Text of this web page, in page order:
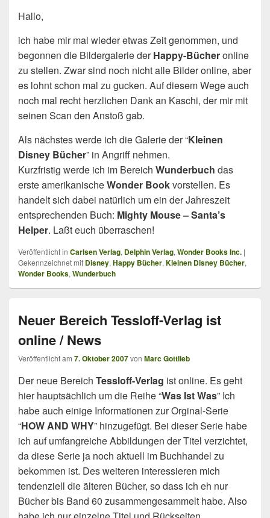
Hallo,
ich habe mir mal wieder etwas Zeit genommen, und
begonnen die Bildergalerie derHappy-Bücheronline
zu stellen. Zwar sind noch nicht alle Bilder online, aber
es lohnt schon mal zu gucken. Auf diesem Wege auch
noch mal recht herzlichen Dank an Kaschi, der mir mit
seinen Scan den Anstoß gab.
Als nächstes werde ich die Galerie der “Kleinen
Disney Bücher” in Angriff nehmen.
Kurzfristig werde ich im Bereich Wunderbuch das
erste amerikanischeWonder Bookvorstellen. Es
handelt sich dabei natürlich um ein der Jahreszeit
entsprechenden Buch: Mighty Mouse – Santa’s
Helper. Laßt euch überraschen!
Veröffentlicht in Carlsen Verlag, Delphin Verlag, Wonder Books Inc. |
Gekennzeichnet mit Disney, Happy Bücher, Kleinen Disney Bücher,
Wonder Books, Wunderbuch
Neuer Bereich Tessloff-Verlag ist
online / News
Veröffentlicht am 7. Oktober 2007von Marc Gottlieb
Der neue Bereich Tessloff-Verlag ist online. Es geht
hier hauptsächlich um die Reihe “Was Ist Was” Ich
habe auch einige Informationen zur Orginal-Serie
“HOW AND WHY” hinzugefügt. Bei dieser Serie habe
ich auf umfangreiche Abbildungen der Titel verzichtet,
da diese Serie ja noch aktuell im Buchhandel zu
bekommen ist. Des weiteren interessieren mich
tendenziell die älteren Bücher, so dass ich eh nur
Bücher bis Band 60 zusammengesammelt habe. Also